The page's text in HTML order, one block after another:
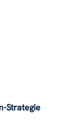
Strategie